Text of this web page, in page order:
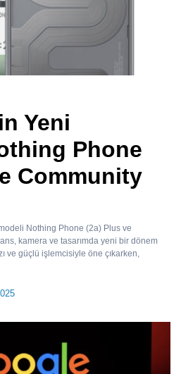
Yeni
Phone
Community
Nothing Phone (2a) Plus ve
kamera ve tasarımda yeni bir dönem
ve güçlü işlemcisiyle öne çıkarken,